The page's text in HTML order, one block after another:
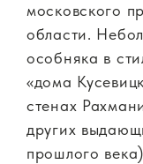
московского
области.
особняка в
«дома
стенах
других
прошлого